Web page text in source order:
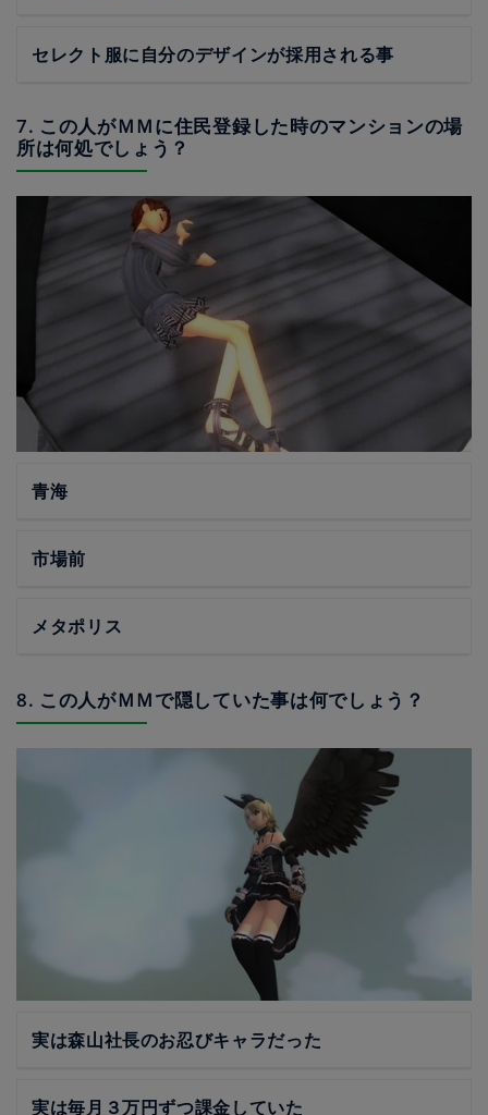
セレクト服に自分のデザインが採用される事
7. この人がＭＭに住民登録した時のマンションの場
所は何処でしょう？
青海
市場前
メタポリス
8. この人がＭＭで隠していた事は何でしょう？
実は森山社長のお忍びキャラだった
実は毎月３万円ずつ課金していた